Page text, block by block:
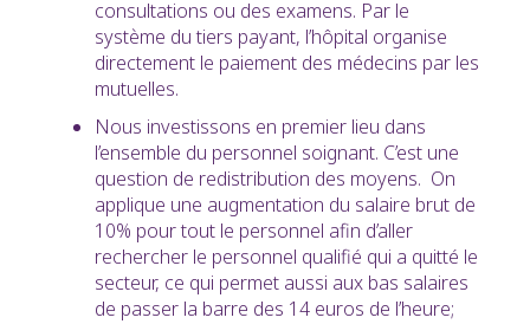
consultations ou des examens. Par le
système du tiers payant, l’hôpital organise
directement le paiement des médecins par les
mutuelles.
Nous investissons en premier lieu dans
l’ensemble du personnel soignant. C’est une
question de redistribution des moyens. On
applique une augmentation du salaire brut de
10% pour tout le personnel afin d’aller
rechercher le personnel qualifié qui a quitté le
secteur, ce qui permet aussi aux bas salaires
de passer la barre des 14 euros de l’heure;